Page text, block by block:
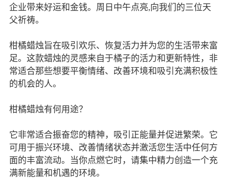
企业带来好运和金钱。周日中午点亮,向我们的三位天
父祈祷。
柑橘蜡烛旨在吸引欢乐、恢复活力并为您的生活带来富
足。这款蜡烛的灵感来自于橘子的活力和更新特性，非
常适合那些想要平衡情绪、改善环境和吸引充满积极性
的机会的人。
柑橘蜡烛有何用途？
它非常适合振奋您的精神，吸引正能量并促进繁荣。它
可用于振兴环境、改善情绪状态并激活您生活中任何方
面的丰富流动。当你点燃它时，请集中精力创造一个充
满新能量和机遇的环境。